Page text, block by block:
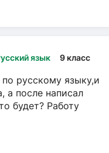
язык 9 класс
русскому языку,и
а после написал
будет? Работу